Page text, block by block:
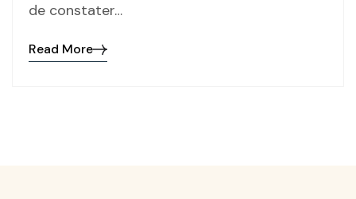
de constater…
Read More